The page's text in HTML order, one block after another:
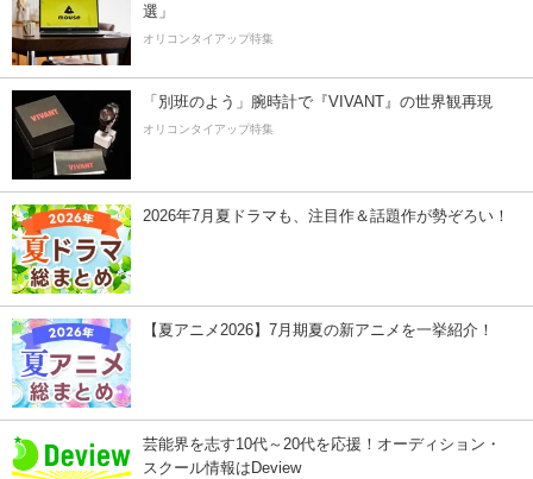
選」
オリコンタイアップ特集
「別班のよう」腕時計で『VIVANT』の世界観再現
オリコンタイアップ特集
2026年7月夏ドラマも、注目作＆話題作が勢ぞろい！
【夏アニメ2026】7月期夏の新アニメを一挙紹介！
芸能界を志す10代～20代を応援！オーディション・
スクール情報はDeview